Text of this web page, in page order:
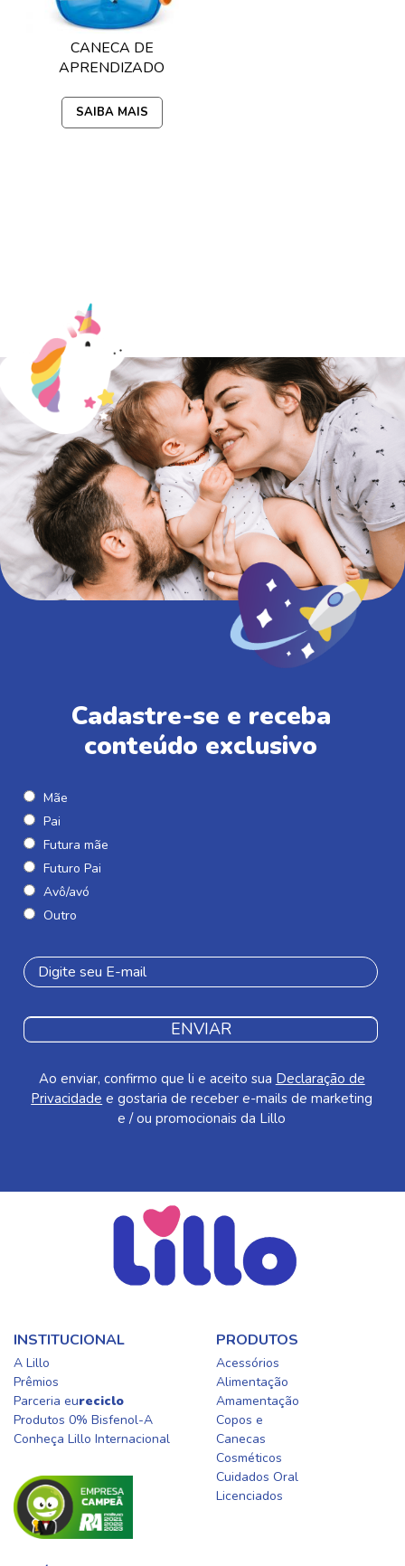
CANECA DE
APRENDIZADO
150ML LILLO -
AZUL
SAIBA MAIS
Cadastre-se e receba
conteúdo exclusivo
Mãe
Pai
Futura mãe
Futuro Pai
Avô/avó
Outro
ENVIAR
Ao enviar, confirmo que li e aceito sua Declaração de
Privacidade e gostaria de receber e-mails de marketing
e / ou promocionais da Lillo
INSTITUCIONAL
A Lillo
Prêmios
Parceria eureciclo
Produtos 0% Bisfenol-A
Conheça Lillo Internacional
PRODUTOS
Acessórios
Alimentação
Amamentação
Copos e
Canecas
Cosméticos
Cuidados Oral​
Licenciados​